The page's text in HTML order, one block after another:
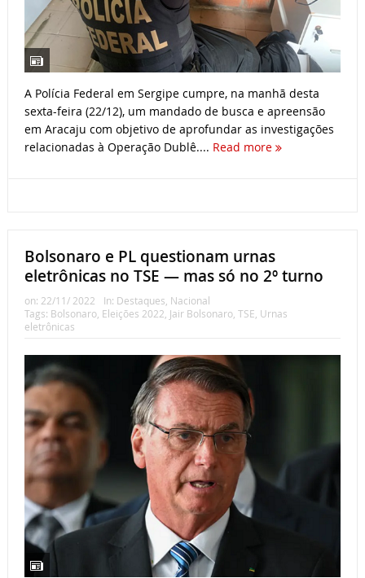
A Polícia Federal em Sergipe cumpre, na manhã desta
sexta-feira (22/12), um mandado de busca e apreensão
em Aracaju com objetivo de aprofundar as investigações
relacionadas à Operação Dublê.... Read more
Bolsonaro e PL questionam urnas
eletrônicas no TSE — mas só no 2º turno
on: 22/11/ 2022 In: Destaques Nacional
Tags: Bolsonaro, Eleições 2022 Jair Bolsonaro, TSE Urnas
eletrônicas